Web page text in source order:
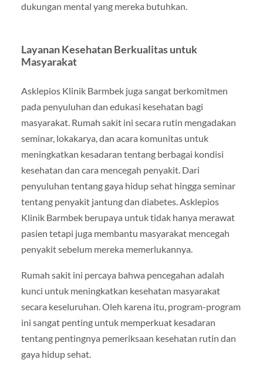
dukungan mental yang mereka butuhkan.
Layanan Kesehatan Berkualitas untuk
Masyarakat
Asklepios Klinik Barmbek juga sangat berkomitmen
pada penyuluhan dan edukasi kesehatan bagi
masyarakat. Rumah sakit ini secara rutin mengadakan
seminar, lokakarya, dan acara komunitas untuk
meningkatkan kesadaran tentang berbagai kondisi
kesehatan dan cara mencegah penyakit. Dari
penyuluhan tentang gaya hidup sehat hingga seminar
tentang penyakit jantung dan diabetes. Asklepios
Klinik Barmbek berupaya untuk tidak hanya merawat
pasien tetapi juga membantu masyarakat mencegah
penyakit sebelum mereka memerlukannya.
Rumah sakit ini percaya bahwa pencegahan adalah
kunci untuk meningkatkan kesehatan masyarakat
secara keseluruhan. Oleh karena itu, program-program
ini sangat penting untuk memperkuat kesadaran
tentang pentingnya pemeriksaan kesehatan rutin dan
gaya hidup sehat.